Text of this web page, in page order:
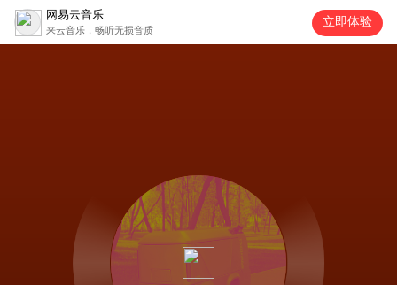
网易云音乐
来云音乐，畅听无损音质
立即体验